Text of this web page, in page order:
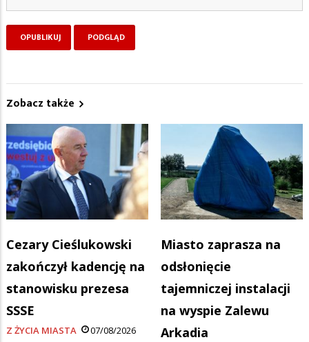
Zobacz także
Cezary Cieślukowski
zakończył kadencję na
stanowisku prezesa
SSSE
Z ŻYCIA MIASTA 07/08/2026
Miasto zaprasza na
odsłonięcie
tajemniczej instalacji
na wyspie Zalewu
Arkadia